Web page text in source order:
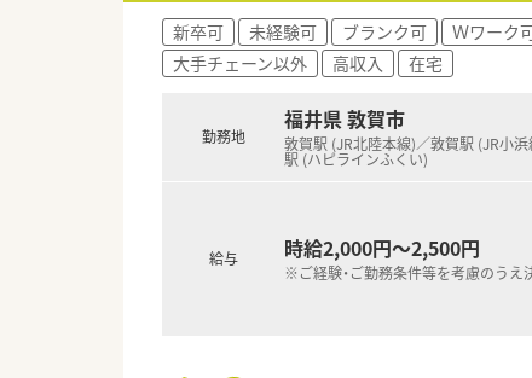
新卒可 未経験可 ブランク可 Ｗワーク
大手チェーン以外
高収入 在宅
勤務地
福井県 敦賀市
敦賀駅 (JR北陸本線)／敦賀駅 (JR小
駅 (ハピラインふくい)
給与 時給2,000円～2,500円
※ご経験・ご勤務条件等を考慮のうえ